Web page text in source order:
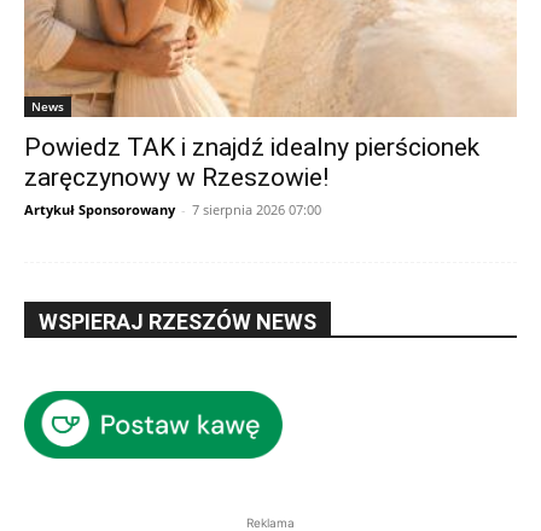
News
Powiedz TAK i znajdź idealny pierścionek
zaręczynowy w Rzeszowie!
Artykuł Sponsorowany - 7 sierpnia 2026 07:00
WSPIERAJ RZESZÓW NEWS
Reklama